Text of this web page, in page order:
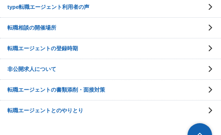
type転職エージェント利用者の声
転職相談の開催場所
転職エージェントの登録時期
非公開求人について
転職エージェントの書類添削・面接対策
転職エージェントとのやりとり